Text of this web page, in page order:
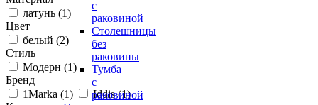
с
раковиной
Столешницы
без
раковины
Тумба
с
раковиной
латунь (1)
Цвет
белый (2)
Стиль
Модерн (1)
Бренд
1Marka (1) Iddis (1)